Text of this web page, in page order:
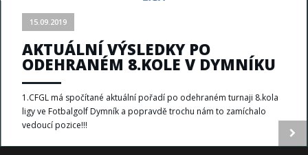
15.09.2019
AKTUÁLNÍ VÝSLEDKY PO
ODEHRANÉM 8.KOLE V DYMNÍKU
1.CFGL má spočítané aktuální pořadí po odehraném turnaji 8.kola
ligy ve Fotbalgolf Dymník​ a popravdě trochu nám to zamíchalo
vedoucí pozice!!!